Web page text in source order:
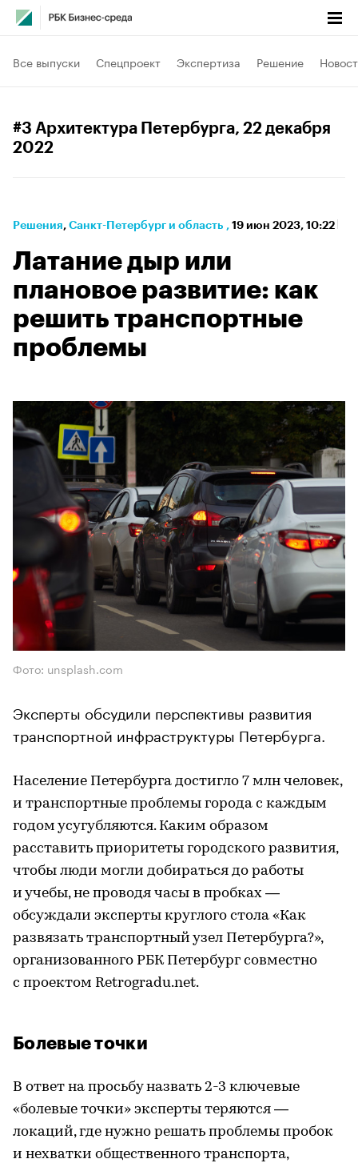
Все выпуски Спецпроект Экспертиза Решение
#3 Архитектура Петербурга, 22 декабря
2022
Решения⁠, Санкт-Петербург и область , 19 июн 2023, 10:22
Латание дыр или
плановое развитие: как
решить транспортные
проблемы
Фото: unsplash.com
Эксперты обсудили перспективы развития
транспортной инфраструктуры Петербурга.
Население Петербурга достигло 7 млн человек,
и транспортные проблемы города с каждым
годом усугубляются. Каким образом
расставить приоритеты городского развития,
чтобы люди могли добираться до работы
и учебы, не проводя часы в пробках —
обсуждали эксперты круглого стола «Как
развязать транспортный узел Петербурга?»,
организованного РБК Петербург совместно
с проектом Retrogradu.net.
Болевые точки
В ответ на просьбу назвать 2-3 ключевые
«болевые точки» эксперты теряются —
локаций, где нужно решать проблемы пробок
и нехватки общественного транспорта,